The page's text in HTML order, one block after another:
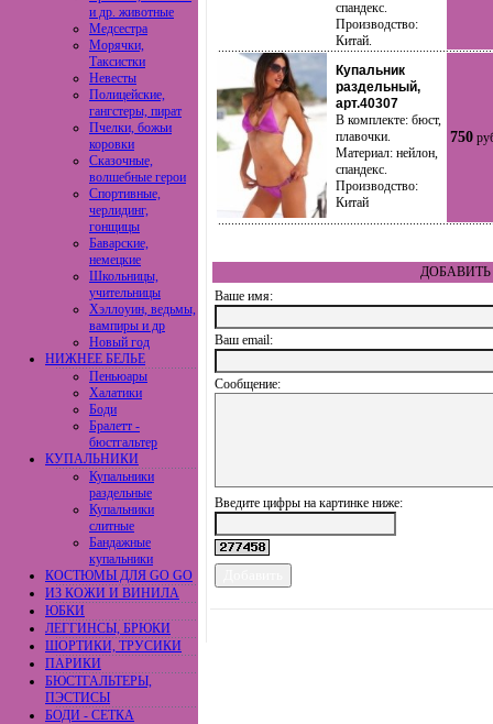
и др. животные
Медсестра
Морячки,
Таксистки
Невесты
Полицейские,
гангстеры, пират
Пчелки, божьи
коровки
Сказочные,
волшебные герои
Спортивные,
черлидинг,
гонщицы
Баварские,
немецкие
Школьницы,
учительницы
Хэллоуин, ведьмы,
вампиры и др
Новый год
НИЖНЕЕ БЕЛЬЕ
Пеньюары
Халатики
Боди
Бралетт -
бюстгальтер
КУПАЛЬНИКИ
Купальники
раздельные
Купальники
слитные
Бандажные
купальники
КОСТЮМЫ ДЛЯ GO GO
ИЗ КОЖИ И ВИНИЛА
ЮБКИ
ЛЕГГИНСЫ, БРЮКИ
ШОРТИКИ, ТРУСИКИ
ПАРИКИ
БЮСТГАЛЬТЕРЫ,
ПЭСТИСЫ
БОДИ - СЕТКА
спандекс.
Производство:
Китай.
Купальник
раздельный,
арт.40307
В комплекте: бюст,
плавочки.
Материал: нейлон,
спандекс.
Производство:
Китай
750
ДОБАВИТЬ
Ваше имя:
Ваш еmail:
Сообщение:
Введите цифры на картинке ниже: